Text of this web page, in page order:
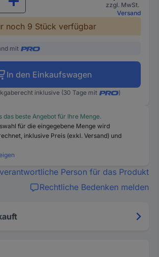
zzgl. MwSt.
Versand
noch 9 Stück verfügbar
mit
In den Einkaufswagen
inklusive (30 Tage mit )
das beste Angebot für Ihre Menge.
für die eingegebene Menge wird
inklusive Preis (exkl. Versand) und
Person für das Produkt
Rechtliche Bedenken melden